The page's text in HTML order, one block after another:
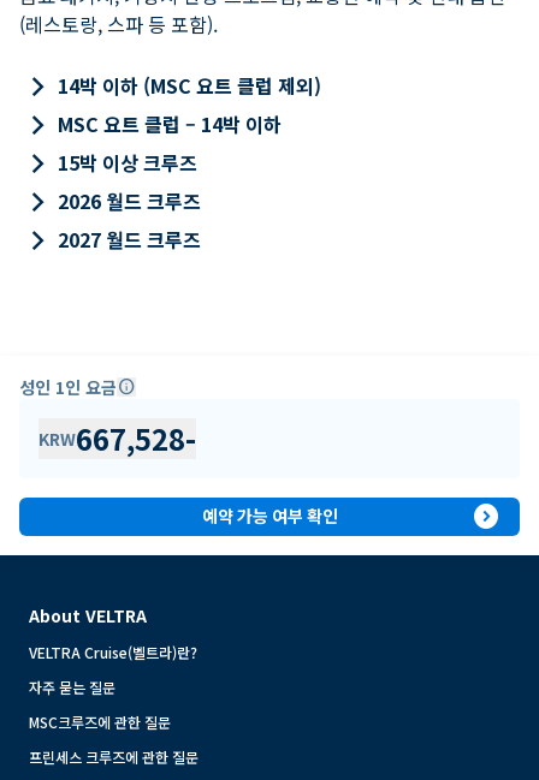
(레스토랑, 스파 등 포함).
keyboard_arrow_right 14박 이하 (MSC 요트 클럽 제외)
keyboard_arrow_right MSC 요트 클럽 – 14박 이하
keyboard_arrow_right 15박 이상 크루즈
keyboard_arrow_right 2026 월드 크루즈
keyboard_arrow_right 2027 월드 크루즈
성인 1인 요금info
KRW667,528-
예약 가능 여부 확인 expand_circle_right
About VELTRA
VELTRA Cruise(벨트라)란?
자주 묻는 질문
MSC크루즈에 관한 질문
프린세스 크루즈에 관한 질문